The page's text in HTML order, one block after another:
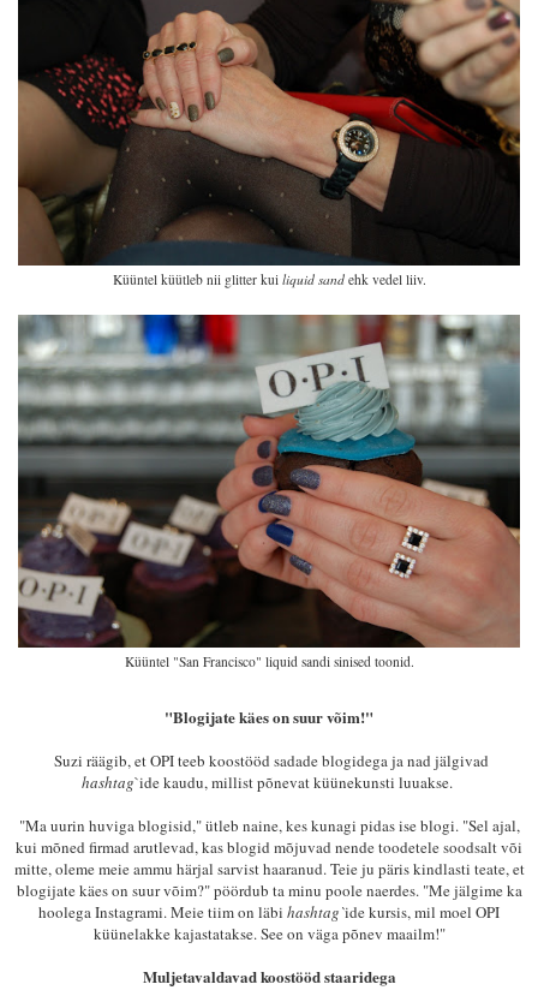
Küüntel küütleb nii glitter kui liquid sandehk vedel liiv.
Küüntel "San Francisco" liquid sandi sinised toonid.
"Blogijate käes on suur võim!"
Suzi räägib, et OPI teeb koostööd sadade blogidega ja nad jälgivad
hashtag`ide kaudu, millist põnevat küünekunsti luuakse.
"Ma uurin huviga blogisid," ütleb naine, kes kunagi pidas ise blogi. "Sel ajal,
kui mõned firmad arutlevad, kas blogid mõjuvad nende toodetele soodsalt või
mitte, oleme meie ammu härjal sarvist haaranud. Teie ju päris kindlasti teate, et
blogijate käes on suur võim?" pöördub ta minu poole naerdes. "Me jälgime ka
hoolega Instagrami. Meie tiim on läbi hashtag`ide kursis, mil moel OPI
küünelakke kajastatakse. See on väga põnev maailm!"
Muljetavaldavad koostööd staaridega